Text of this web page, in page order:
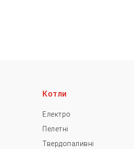
Котли
Електро
Пелетні
Твердопаливні